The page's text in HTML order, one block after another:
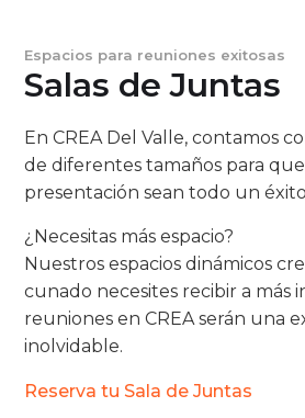
Espacios para reuniones exitosas
Salas de Juntas
En CREA Del Valle, contamos
de diferentes tamaños para
presentación sean todo un
¿Necesitas más espacio?
Nuestros espacios dinámicos
cunado necesites recibir a más
reuniones en CREA serán una
inolvidable.
Reserva tu Sala de Juntas